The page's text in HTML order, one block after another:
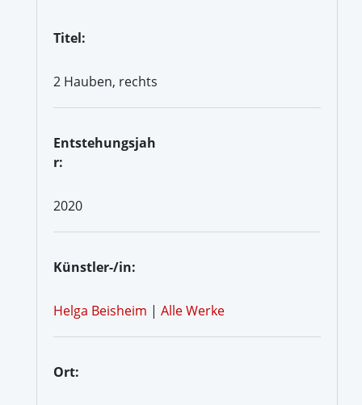
Titel:
2 Hauben, rechts
Entstehungsjah
r:
2020
Künstler-/in:
Helga Beisheim | Alle Werke
Ort: